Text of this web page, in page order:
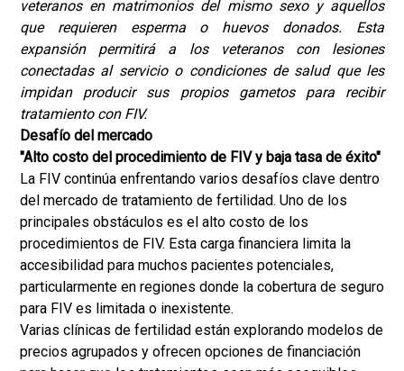
veteranos en matrimonios del mismo sexo y aquellos
que requieren esperma o huevos donados. Esta
expansión permitirá a los veteranos con lesiones
conectadas al servicio o condiciones de salud que les
impidan producir sus propios gametos para recibir
tratamiento con FIV.
Desafío del mercado
"Alto costo del procedimiento de FIV y baja tasa de éxito"
La FIV continúa enfrentando varios desafíos clave dentro
del mercado de tratamiento de fertilidad. Uno de los
principales obstáculos es el alto costo de los
procedimientos de FIV. Esta carga financiera limita la
accesibilidad para muchos pacientes potenciales,
particularmente en regiones donde la cobertura de seguro
para FIV es limitada o inexistente.
Varias clínicas de fertilidad están explorando modelos de
precios agrupados y ofrecen opciones de financiación